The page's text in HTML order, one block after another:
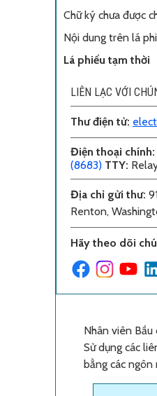
Chữ ký chưa được
Nội dung trên lá
Lá phiếu tạm thời
LIÊN LẠC VỚI
Thư điện tử:
Điện thoại chính:
(8683) TTY:
Địa chỉ gửi thư:
Renton,
Hãy theo dõi
Nhân viên Bầu
Sử dụng các
bằng các ngôn